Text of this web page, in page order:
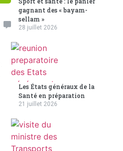
gagnant des « bayam-
sellam »
28 juillet 2026
Les États généraux de la
Santé en préparation
21 juillet 2026